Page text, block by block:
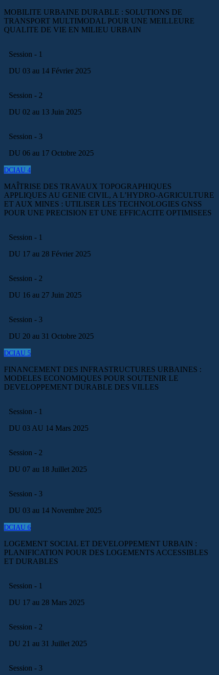
MOBILITE URBAINE DURABLE : SOLUTIONS DE
TRANSPORT MULTIMODAL POUR UNE MEILLEURE
QUALITE DE VIE EN MILIEU URBAIN
Session - 1
DU 03 au 14 Février 2025
Session - 2
DU 02 au 13 Juin 2025
Session - 3
DU 06 au 17 Octobre 2025
DCIAU 4
MAÎTRISE DES TRAVAUX TOPOGRAPHIQUES
APPLIQUES AU GENIE CIVIL, A L’HYDRO-AGRICULTURE
ET AUX MINES : UTILISER LES TECHNOLOGIES GNSS
POUR UNE PRECISION ET UNE EFFICACITE OPTIMISEES
Session - 1
DU 17 au 28 Février 2025
Session - 2
DU 16 au 27 Juin 2025
Session - 3
DU 20 au 31 Octobre 2025
DCIAU 5
FINANCEMENT DES INFRASTRUCTURES URBAINES :
MODELES ECONOMIQUES POUR SOUTENIR LE
DEVELOPPEMENT DURABLE DES VILLES
Session - 1
DU 03 AU 14 Mars 2025
Session - 2
DU 07 au 18 Juillet 2025
Session - 3
DU 03 au 14 Novembre 2025
DCIAU 6
LOGEMENT SOCIAL ET DEVELOPPEMENT URBAIN :
PLANIFICATION POUR DES LOGEMENTS ACCESSIBLES
ET DURABLES
Session - 1
DU 17 au 28 Mars 2025
Session - 2
DU 21 au 31 Juillet 2025
Session - 3